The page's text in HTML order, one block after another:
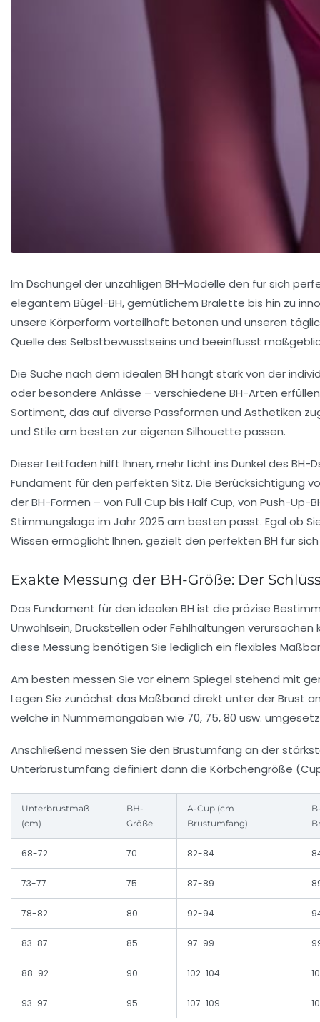
Im Dschungel der unzähligen BH-Modelle den für sich
elegantem Bügel-BH, gemütlichem Bralette bis hin zu
unsere Körperform vorteilhaft betonen und unseren
Quelle des Selbstbewusstseins und beeinflusst
Die Suche nach dem idealen BH hängt stark von der
oder besondere Anlässe – verschiedene BH-Arten
Sortiment, das auf diverse Passformen und Ästhetiken
und Stile am besten zur eigenen Silhouette passen.
Dieser Leitfaden hilft Ihnen, mehr Licht ins Dunkel des
Fundament für den perfekten Sitz. Die Berücksichtigung
der BH-Formen – von Full Cup bis Half Cup, von Push-
Stimmungslage im Jahr 2025 am besten passt. Egal ob
Wissen ermöglicht Ihnen, gezielt den perfekten BH für
Exakte Messung der BH-Größe: Der
Das Fundament für den idealen BH ist die präzise
Unwohlsein, Druckstellen oder Fehlhaltungen
diese Messung benötigen Sie lediglich ein flexibles
Am besten messen Sie vor einem Spiegel stehend mit
Legen Sie zunächst das Maßband direkt unter der Brust
welche in Nummernangaben wie 70, 75, 80 usw.
Anschließend messen Sie den Brustumfang an der
Unterbrustumfang definiert dann die Körbchengröße
Unterbrustmaß
(cm)
BH-
Größe
A-Cup (cm
Brustumfang)
68-72 70 82-84
73-77 75 87-89
78-82 80 92-94
83-87 85 97-99
88-92 90 102-104
93-97 95 107-109